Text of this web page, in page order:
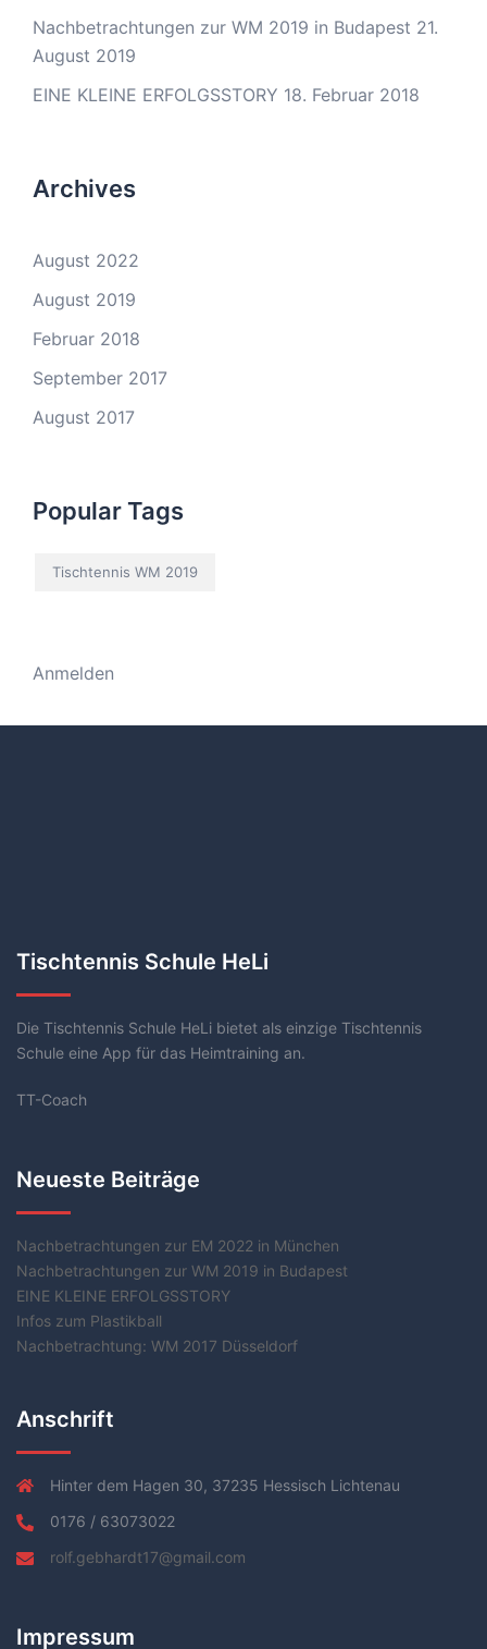
Nachbetrachtungen zur WM 2019 in Budapest 21.
August 2019
EINE KLEINE ERFOLGSSTORY 18. Februar 2018
Archives
August 2022
August 2019
Februar 2018
September 2017
August 2017
Popular Tags
Tischtennis WM 2019
Anmelden
Tischtennis Schule HeLi
Die Tischtennis Schule HeLi bietet als einzige Tischtennis
Schule eine App für das Heimtraining an.
TT-Coach
Neueste Beiträge
Nachbetrachtungen zur EM 2022 in München
Nachbetrachtungen zur WM 2019 in Budapest
EINE KLEINE ERFOLGSSTORY
Infos zum Plastikball
Nachbetrachtung: WM 2017 Düsseldorf
Anschrift
Hinter dem Hagen 30, 37235 Hessisch Lichtenau
0176 / 63073022
rolf.gebhardt17@gmail.com
Impressum